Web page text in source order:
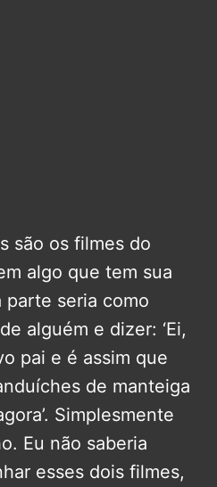
são os filmes do
algo que tem sua
parte seria como
alguém e dizer: ‘Ei,
pai e é assim que
de manteiga
Simplesmente
Eu não saberia
esses dois filmes,